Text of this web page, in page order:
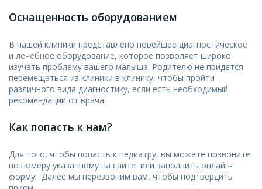
Оснащенность оборудованием
В нашей клиники представлено новейшее диагностическое
и лечебное оборудование, которое позволяет широко
изучать проблему вашего малыша. Родителю не придется
перемещаться из клиники в клинику, чтобы пройти
различного вида диагностику, если есть необходимый
рекомендации от врача.
Как попасть к нам?
Для того, чтобы попасть к педиатру, вы можете позвоните
по номеру указанному на сайте или заполнить онлайн-
форму. Далее мы перезвоним вам, чтобы подтвердить